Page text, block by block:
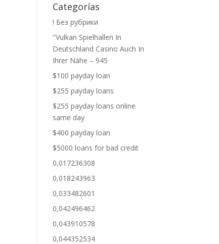
Categorías
! Без рубрики
"Vulkan Spielhallen In
Deutschland Casino Auch In
Ihrer Nähe – 945
$100 payday loan
$255 payday loans
$255 payday loans online
same day
$400 payday loan
$5000 loans for bad credit
0,017236308
0,018243963
0,033482601
0,042496462
0,043910578
0,044352534